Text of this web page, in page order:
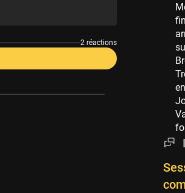
2 réactions